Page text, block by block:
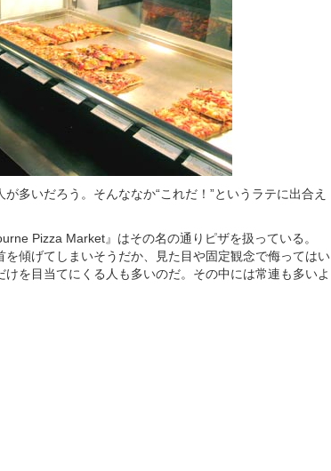
多いだろう。そんななか“これだ！”というラテに出合え
Pizza Market』はその名の通りピザを扱っている。
を傾げてしまいそうだか、見た目や固定観念で侮ってはい
を目当てにくる人も多いのだ。その中には常連も多いよ